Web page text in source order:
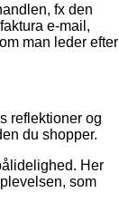
fx den
e-mail,
man leder efter
reflektioner og
du shopper.
Her
som